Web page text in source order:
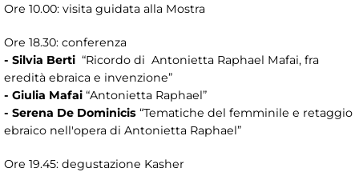
Ore 10.00: visita guidata alla Mostra
Ore 18.30: conferenza
- Silvia Berti “Ricordo di Antonietta Raphael Mafai, fra
eredità ebraica e invenzione”
- Giulia Mafai “Antonietta Raphael”
- Serena De Dominicis “Tematiche del femminile e retaggio
ebraico nell'opera di Antonietta Raphael”
Ore 19.45: degustazione Kasher